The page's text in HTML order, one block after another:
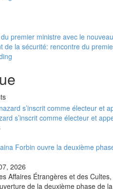
de la sécurité: rencontre du
s’inscrit comme électeur et
Forbin ouvre la deuxième
2026
Affaires Étrangères et des
de la deuxième phase de